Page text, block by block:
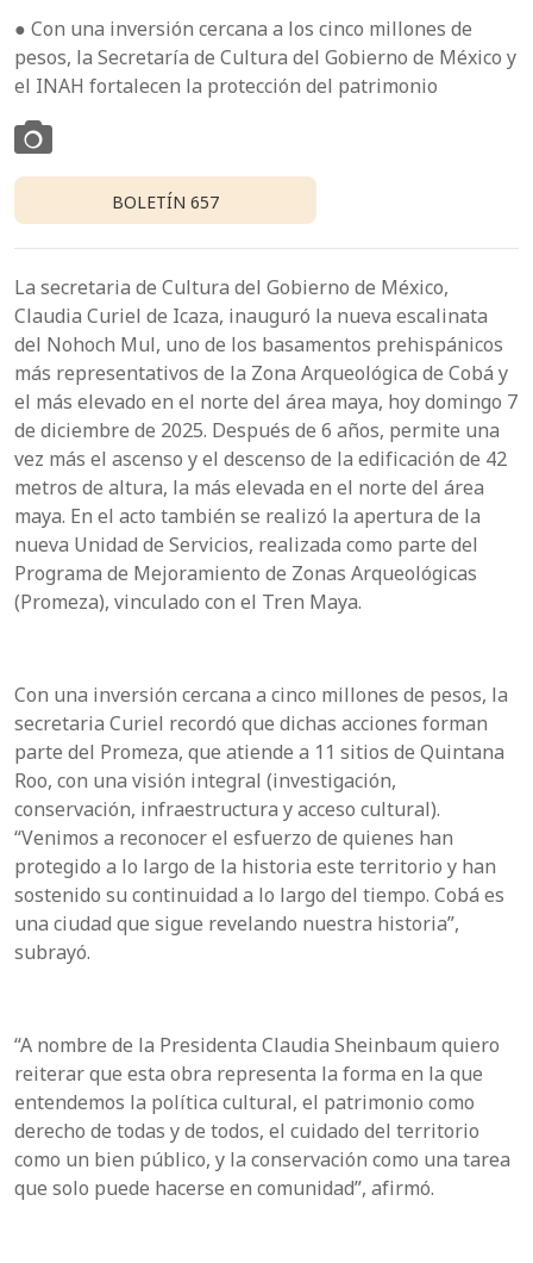
● Con una inversión cercana a los cinco millones de
pesos, la Secretaría de Cultura del Gobierno de México y
el INAH fortalecen la protección del patrimonio
BOLETÍN 657
La secretaria de Cultura del Gobierno de México,
Claudia Curiel de Icaza, inauguró la nueva escalinata
del Nohoch Mul, uno de los basamentos prehispánicos
más representativos de la Zona Arqueológica de Cobá y
el más elevado en el norte del área maya, hoy domingo 7
de diciembre de 2025. Después de 6 años, permite una
vez más el ascenso y el descenso de la edificación de 42
metros de altura, la más elevada en el norte del área
maya. En el acto también se realizó la apertura de la
nueva Unidad de Servicios, realizada como parte del
Programa de Mejoramiento de Zonas Arqueológicas
(Promeza), vinculado con el Tren Maya.
Con una inversión cercana a cinco millones de pesos, la
secretaria Curiel recordó que dichas acciones forman
parte del Promeza, que atiende a 11 sitios de Quintana
Roo, con una visión integral (investigación,
conservación, infraestructura y acceso cultural).
“Venimos a reconocer el esfuerzo de quienes han
protegido a lo largo de la historia este territorio y han
sostenido su continuidad a lo largo del tiempo. Cobá es
una ciudad que sigue revelando nuestra historia”,
subrayó.
“A nombre de la Presidenta Claudia Sheinbaum quiero
reiterar que esta obra representa la forma en la que
entendemos la política cultural, el patrimonio como
derecho de todas y de todos, el cuidado del territorio
como un bien público, y la conservación como una tarea
que solo puede hacerse en comunidad”, afirmó.